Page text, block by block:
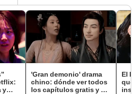
y
'Gran demonio' drama
chino: dónde ver todos
los capítulos gratis y en
El k-
que